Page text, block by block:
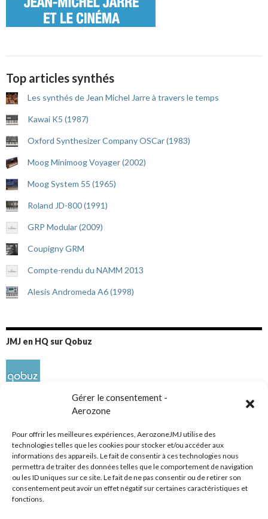
Gérer le consentement -
Aerozone
Pour offrir les meilleures expériences, AerozoneJMJ utilise des
technologies telles que les cookies pour stocker et/ou accéder aux
informations des appareils. Le fait de consentir à ces technologies nous
permettra de traiter des données telles que le comportement de navigation
ou les ID uniques sur ce site. Le fait de ne pas consentir ou de retirer son
consentement peut avoir un effet négatif sur certaines caractéristiques et
fonctions.
Top articles synthés
Les synthés de Jean Michel Jarre à travers le temps
Kawai K5 (1987)
Oxford Synthesizer Company OSCar (1983)
Moog Minimoog Voyager (2002)
Moog System 55 (1965)
Roland JD-800 (1991)
GRP Modular (2009)
Coupigny GRM
Compte-rendu du NAMM 2013
Alesis Andromeda A6 (1998)
JMJ en HQ sur Qobuz
Réseaux sociaux